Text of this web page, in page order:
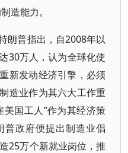
造能力。
朗普指出，自2008年以
30万人，认为全球化使
新发动经济引擎，必须
造业作为其六大工作重
美国工人”作为其经济策
政府便提出制造业倡
25万个新就业岗位，推